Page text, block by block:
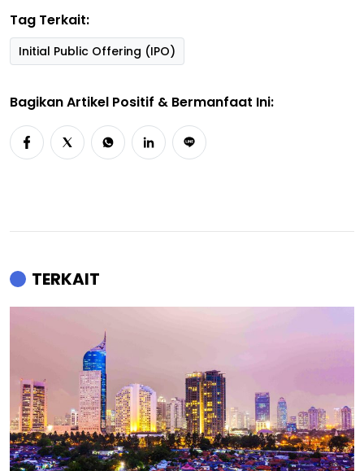
Tag Terkait:
Initial Public Offering (IPO)
Bagikan Artikel Positif & Bermanfaat Ini:
TERKAIT